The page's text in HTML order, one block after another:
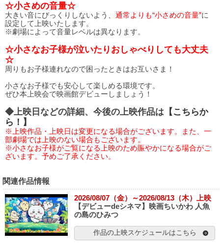
☆小さめの音量☆
大きい音にびっくりしないよう、 通常よりも“小さめの音量”に
設定して上映いたします。
※劇場によって音量レベルは異なります。
☆小さなお子様が泣いたりおしゃべりしても大丈夫
☆
周りもお子様連れなので困ったときはお互いさま！
小さなお子様でも安心して楽しめる環境です。
ぜひ本上映会で映画館デビューしましょう！
◆上映日などの詳細、今後の上映作品は 【こちらか
ら！】
※上映作品・上映日は変更になる場合がございます。また、一
部劇場では上映のない場合もございます。
※小さなお子様がご覧になる上映のため賑やかになる場合がご
ざいます。予めご了承ください。
関連作品情報
2026/08/07（金）～2026/08/13（木）上映
【デビューdeシネマ】映画ちいかわ 人魚
の島のひみつ
作品の上映スケジュールはこちら